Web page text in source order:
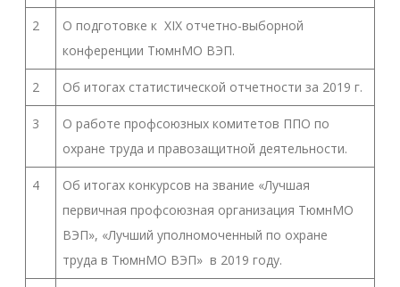
2
О подготовке к XIX отчетно-выборной
конференции ТюмнМО ВЭП.
2 Об итогах статистической отчетности за 2019 г.
3
О работе профсоюзных комитетов ППО по
охране труда и правозащитной деятельности.
4
Об итогах конкурсов на звание «Лучшая
первичная профсоюзная организация ТюмнМО
ВЭП», «Лучший уполномоченный по охране
труда в ТюмнМО ВЭП» в 2019 году.